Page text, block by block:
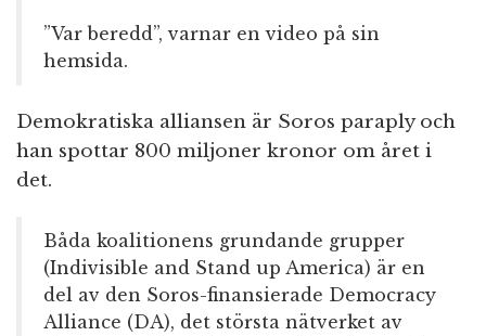
”Var beredd”, varnar en video på sin
hemsida.
Demokratiska alliansen är Soros paraply och
han spottar 800 miljoner kronor om året i
det.
Båda koalitionens grundande grupper
(Indivisible and Stand up America) är en
del av den Soros-finansierade Democracy
Alliance (DA), det största nätverket av